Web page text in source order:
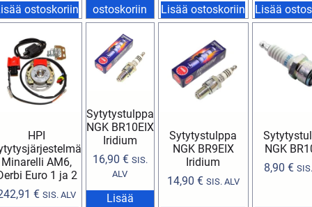
ostoskoriin
ostoskoriin
Lisää ostoskoriin Lisää
HPI
Minarelli AM6,
Euro 1 ja 2
€ SIS. ALV
Sytytystulppa
NGK BR10EIX
Iridium
16,90 € SIS.
ALV
Lisää
Sytytystulppa
NGK BR9EIX
Iridium
14,90 € SIS. ALV
NGK
8,90€